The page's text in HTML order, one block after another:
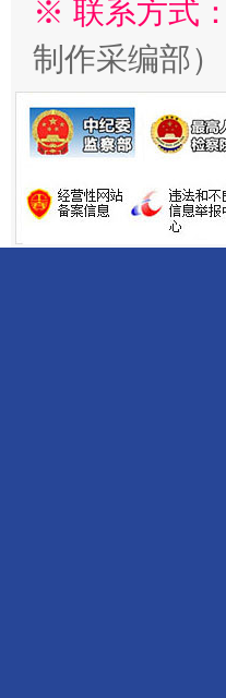
※ 联系方式：
制作采编部）